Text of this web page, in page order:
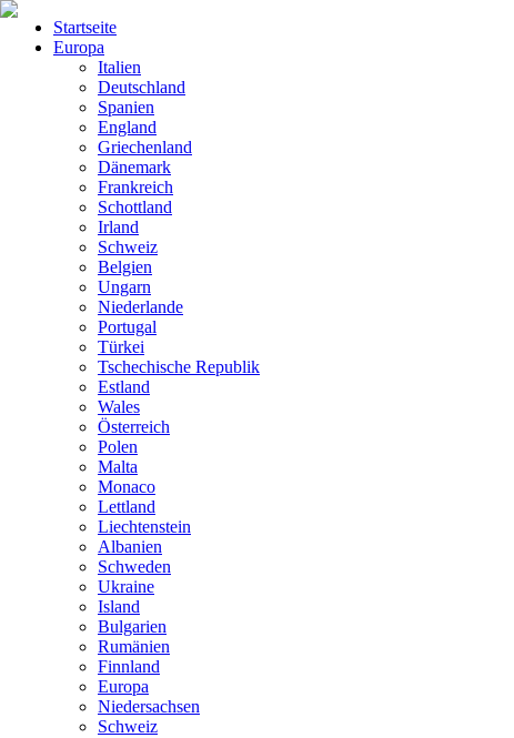
Startseite
Europa
Italien
Deutschland
Spanien
England
Griechenland
Dänemark
Frankreich
Schottland
Irland
Schweiz
Belgien
Ungarn
Niederlande
Portugal
Türkei
Tschechische Republik
Estland
Wales
Österreich
Polen
Malta
Monaco
Lettland
Liechtenstein
Albanien
Schweden
Ukraine
Island
Bulgarien
Rumänien
Finnland
Europa
Niedersachsen
Schweiz